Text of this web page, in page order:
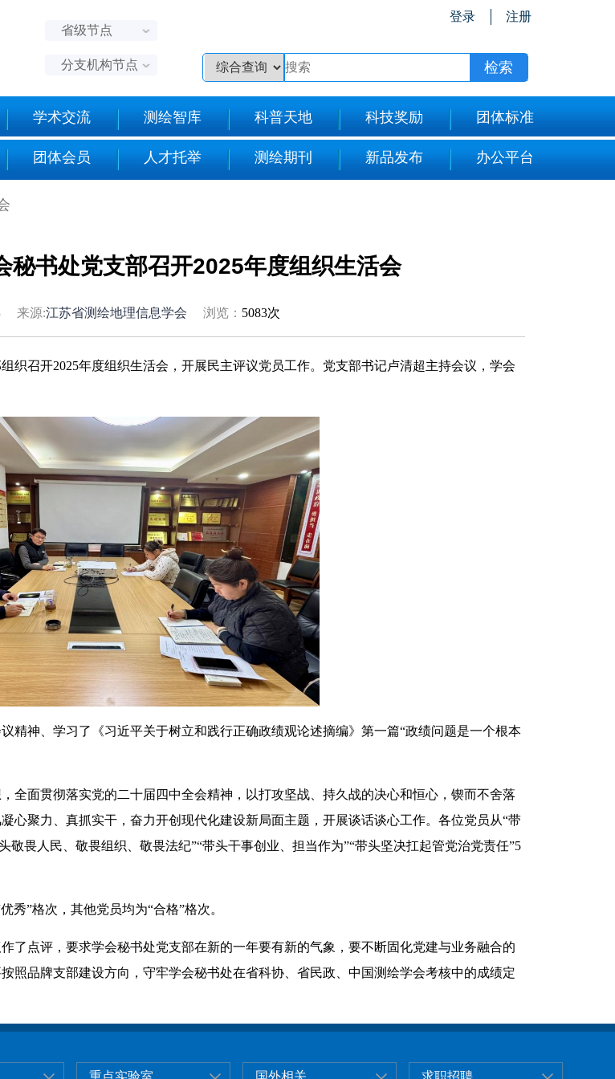
省级节点
分支机构节点
登录 注册
学术交流 测绘智库 科普天地 科技奖励 团体标准
团体会员 人才托举 测绘期刊 新品发布 办公平台
秘书处党支部召开2025年度组织生活会
来源:江苏省测绘地理信息学会 浏览： 5083次
织召开2025年度组织生活会，开展民主评议党员工作。党支部书记卢清超主持会议，学会
精神、学习了《习近平关于树立和践行正确政绩观论述摘编》第一篇“政绩问题是一个根本
全面贯彻落实党的二十届四中全会精神，以打攻坚战、持久战的决心和恒心，锲而不舍落
心聚力、真抓实干，奋力开创现代化建设新局面主题，开展谈话谈心工作。各位党员从“带
敬畏人民、敬畏组织、敬畏法纪”“带头干事创业、担当作为”“带头坚决扛起管党治党责任”5
秀”格次，其他党员均为“合格”格次。
了点评，要求学会秘书处党支部在新的一年要有新的气象，要不断固化党建与业务融合的
照品牌支部建设方向，守牢学会秘书处在省科协、省民政、中国测绘学会考核中的成绩定
重点实验室 国外相关 求职招聘